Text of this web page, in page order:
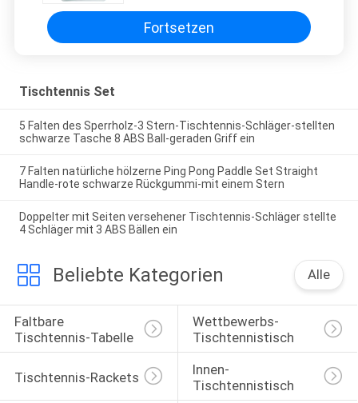
Fortsetzen
Tischtennis Set
5 Falten des Sperrholz-3 Stern-Tischtennis-Schläger-stellten
schwarze Tasche 8 ABS Ball-geraden Griff ein
7 Falten natürliche hölzerne Ping Pong Paddle Set Straight
Handle-rote schwarze Rückgummi-mit einem Stern
Doppelter mit Seiten versehener Tischtennis-Schläger stellte
4 Schläger mit 3 ABS Bällen ein
Beliebte Kategorien Alle
Faltbare
Tischtennis-Tabelle
Wettbewerbs-
Tischtennistisch
Tischtennis-Rackets
Innen-
Tischtennistisch